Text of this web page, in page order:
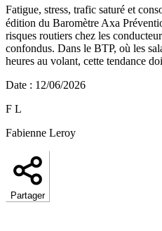
Fatigue, stress, trafic saturé et
édition du Baromètre Axa
risques routiers chez les
confondus. Dans le BTP, où les
heures au volant, cette tendance
Date : 12/06/2026
F L
Fabienne Leroy
Partager